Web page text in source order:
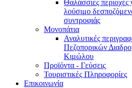
Θαλάσσιες περιοχές
λούσιμο
συντροφιάς
Μονοπάτια
Αναλυτικές
Πεζοπορικών
Κιμώλου
Προϊόντα - Γεύσεις
Τουριστικές Πληροφορίες
Επικοινωνία